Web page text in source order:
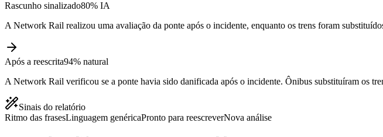
Rascunho sinalizado80% IA
A Network Rail realizou uma avaliação da ponte após o incidente, enquanto os trens foram
Após a reescrita94% natural
A Network Rail verificou se a ponte havia sido danificada após o incidente. Ônibus substituíram os
Sinais do relatório
Ritmo das frasesLinguagem genéricaPronto para reescreverNova análise